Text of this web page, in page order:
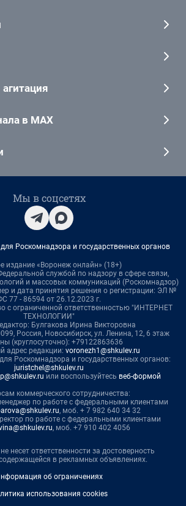
в MAX
Мы в соцсетях
Роскомнадзора и государственных органов
издание «Воронеж онлайн» (18+)
службой по надзору в сфере связи,
и массовых коммуникаций (Роскомнадзор)
и дата принятия решения о регистрации: ЭЛ №
77 - 86594 от 26.12.2023 г.
с ограниченной ответственностью "ИНТЕРНЕТ
ТЕХНОЛОГИИ"
Булгакова Ирина Викторовна
Россия, Новосибирск, ул. Ленина, 12, 6 этаж
(круглосуточно): +79122863636
адрес редакции: voronezh1@shkulev.ru
Роскомнадзора и государственных органов:
juristchel@shkulev.ru
или воспользуйтесь веб-формой
коммерческого сотрудничества:
по работе с федеральными клиентами
, моб. + 7 982 640 34 32
по работе с федеральными клиентами
, моб. +7 910 402 4056
несет ответственности за достоверность
в рекламных объявлениях.
об ограничениях
использования cookies